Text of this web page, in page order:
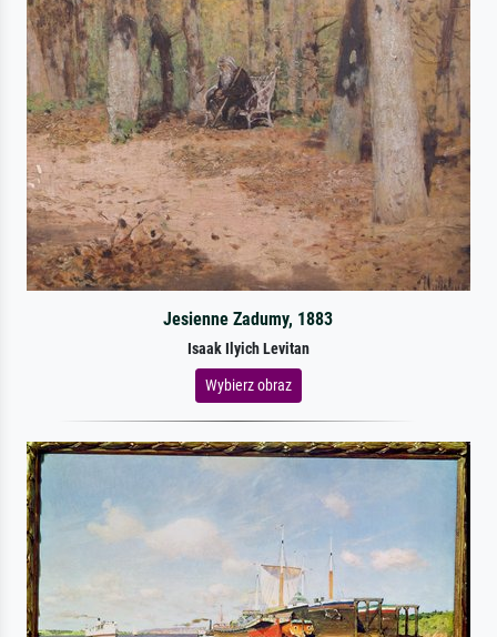
Jesienne Zadumy, 1883
Isaak Ilyich Levitan
Wybierz obraz